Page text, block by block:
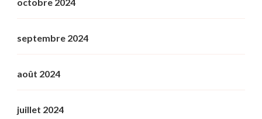
octobre 2024
septembre 2024
août 2024
juillet 2024